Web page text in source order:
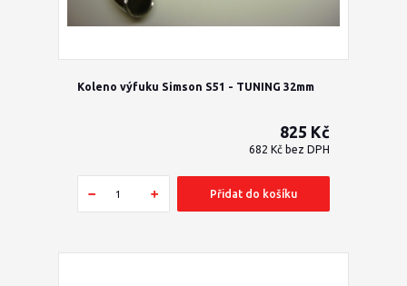
Koleno výfuku Simson S51 - TUNING 32mm
825 Kč
682 Kč bez DPH
Přidat do košíku